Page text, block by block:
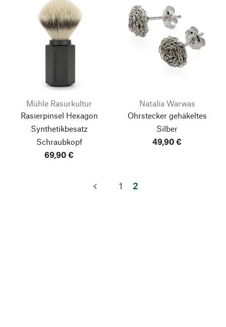
Mühle Rasurkultur
Rasierpinsel Hexagon
Synthetikbesatz
Schraubkopf
69,90 €
Natalia Warwas
Ohrstecker gehäkeltes
Silber
49,90 €
1 2